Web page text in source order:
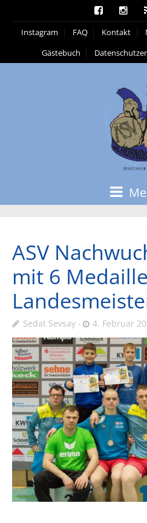
Instagram FAQ Kontakt
Gästebuch
ASV
mit 6
Sedat Sevsay 4. Februar